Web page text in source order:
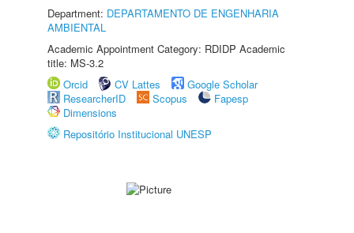
Department: DEPARTAMENTO DE ENGENHARIA
AMBIENTAL
Academic Appointment Category: RDIDP Academic
title: MS-3.2
Orcid
CV Lattes
Google Scholar
ResearcherID
Scopus
Fapesp
Dimensions
Repositório Institucional UNESP